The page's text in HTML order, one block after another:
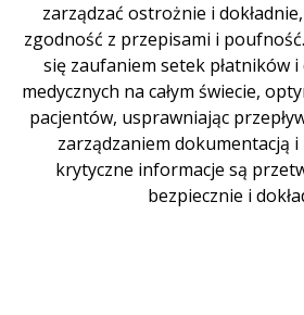
zarządzać ostrożnie i
zgodność z przepisami i
się zaufaniem setek płatników i
medycznych na całym świecie,
pacjentów, usprawniając
zarządzaniem dokumentacją i
krytyczne informacje są
bezpiecznie i